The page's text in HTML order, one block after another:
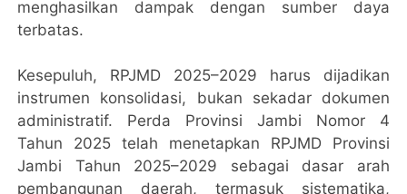
menghasilkan dampak dengan sumber daya
terbatas.
Kesepuluh, RPJMD 2025–2029 harus dijadikan
instrumen konsolidasi, bukan sekadar dokumen
administratif. Perda Provinsi Jambi Nomor 4
Tahun 2025 telah menetapkan RPJMD Provinsi
Jambi Tahun 2025–2029 sebagai dasar arah
pembangunan daerah, termasuk sistematika,